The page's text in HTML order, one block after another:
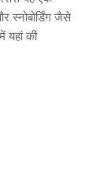
स्नोबोर्डिंग जैसे
यहां की